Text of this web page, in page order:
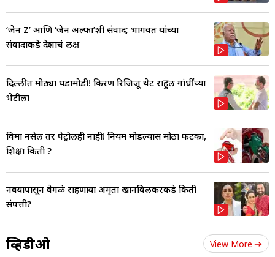
‘जेन Z’ आणि ‘जेन अल्फा’शी संवाद; भागवत यांच्या
संवादाकडे देशाचं लक्ष
दिल्लीत मोठ्या घडामोडी! किरण रिजिजू थेट राहुल गांधींच्या
भेटीला
विमा नसेल तर पेट्रोलही नाही! नियम मोडल्यास मोठा फटका,
शिक्षा किती ?
नवऱ्यापासून वेगळं राहणाऱ्या अमृता खानविलकरकडे किती
संपत्ती?
व्हिडीओ View More